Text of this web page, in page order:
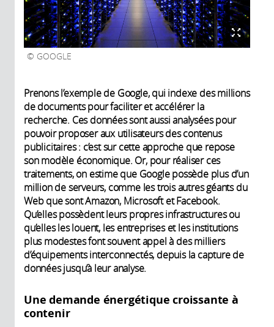
GOOGLE
Prenons l’exemple de Google, qui indexe des millions
de documents pour faciliter et accélérer la
recherche. Ces données sont aussi analysées pour
pouvoir proposer aux utilisateurs des contenus
publicitaires : c’est sur cette approche que repose
son modèle économique. Or, pour réaliser ces
traitements, on estime que Google possède plus d’un
million de serveurs, comme les trois autres géants du
Web que sont Amazon, Microsoft et Facebook.
Qu’elles possèdent leurs propres infrastructures ou
qu’elles les louent, les entreprises et les institutions
plus modestes font souvent appel à des milliers
d’équipements interconnectés, depuis la capture de
données jusqu’à leur analyse.
Une demande énergétique croissante à
contenir